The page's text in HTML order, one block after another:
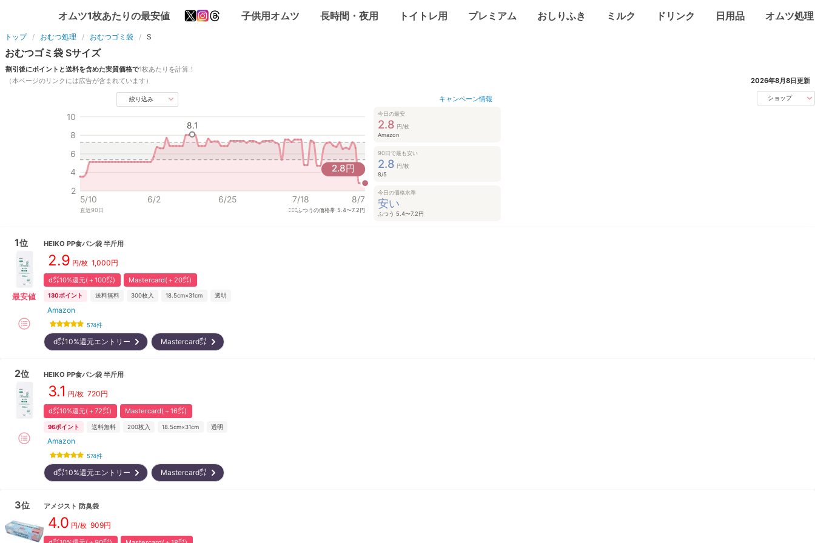
オムツ1枚あたりの最安値 子供用オムツ 長時間・夜用 トイトレ用 プレミアム おしりふき ミルク ドリンク 日用品 オムツ処理
トップ おむつ処理 おむつゴミ袋 S
おむつゴミ袋 Sサイズ
割引後にポイントと送料を含めた実質価格で1枚あたりを計算！
（本ページのリンクには広告が含まれています）
2026年8月8日更新
絞り込み キャンペーン情報 ショップ
今日の最安
2.8 円/枚
Amazon
90日で最も安い
2.8 円/枚
8/5
今日の価格水準
安い
ふつう 5.4〜7.2円
2
4
6
8
10
5/10 6/2 6/25 7/18 8/7
8.1
2.8円
直近90日 ふつうの価格帯5.4〜7.2円
1位
最安値
HEIKO PP食パン袋 半斤用
2.9 円/枚 1,000円
d㌽10%還元(＋100㌽) Mastercard(＋20㌽)
130ポイント 送料無料 300枚入 18.5cm×31cm 透明
Amazon
574件
d㌽10%還元エントリー Mastercard㌽
2位 HEIKO PP食パン袋 半斤用
3.1 円/枚 720円
d㌽10%還元(＋72㌽) Mastercard(＋16㌽)
96ポイント 送料無料 200枚入 18.5cm×31cm 透明
Amazon
574件
d㌽10%還元エントリー Mastercard㌽
3位 アメジスト 防臭袋
4.0 円/枚 909円